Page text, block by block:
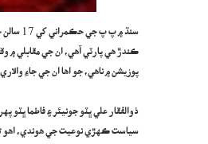
ڪندڙ هي پارٽي آهي، ان جي مقابلي ۾
پوزيشن ۾ ناهي، جو اها ان جي جاءِ
ذوالفقار علي ڀٽو جونيئر ۽ فاطما
سياست ڪهڙي نوعيت جي هوندي، اهو